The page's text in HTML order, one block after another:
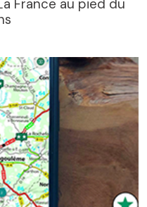
France au pied du